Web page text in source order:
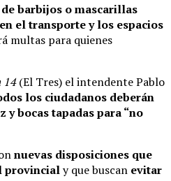
barbijos o mascarillas
el transporte y los espacios
multas para quienes
14(El Tres) el intendente Pablo
los ciudadanos deberán
bocas tapadas para “no
nuevas disposiciones que
provincialy que buscan evitar